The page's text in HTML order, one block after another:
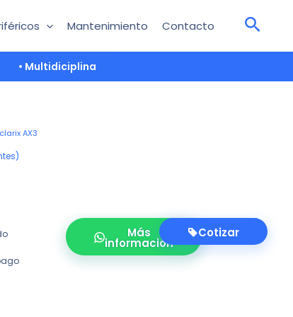
Mantenimiento Contacto
• Multidiciplina
AX3
Más
información
Cotizar